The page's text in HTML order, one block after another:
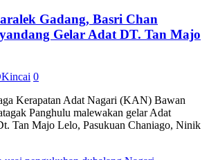
Gadang, Basri Chan
Gelar Adat DT. Tan Majo
0
Kerapatan Adat Nagari (KAN) Bawan
Panghulu malewakan gelar Adat
Tan Majo Lelo, Pasukuan Chaniago, Ninik